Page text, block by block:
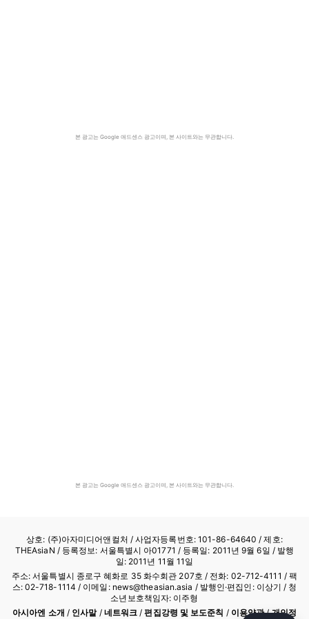
본 광고는 Google 애드센스 광고이며, 본 사이트와는 무관합니다.
본 광고는 Google 애드센스 광고이며, 본 사이트와는 무관합니다.
상호: (주)아자미디어앤컬처 /사업자등록번호: 101-86-64640 / 제호:
THEAsiaN / 등록정보: 서울특별시 아01771 / 등록일: 2011년 9월 6일 / 발행
일: 2011년 11월 11일
주소: 서울특별시 종로구 혜화로 35 화수회관 207호 / 전화: 02-712-4111 / 팩
스: 02-718-1114 / 이메일: news@theasian.asia / 발행인·편집인: 이상기 / 청
소년보호책임자: 이주형
아시아엔 소개 / 인사말/ 네트워크 /편집강령 및 보도준칙 / 이용약관/개인정